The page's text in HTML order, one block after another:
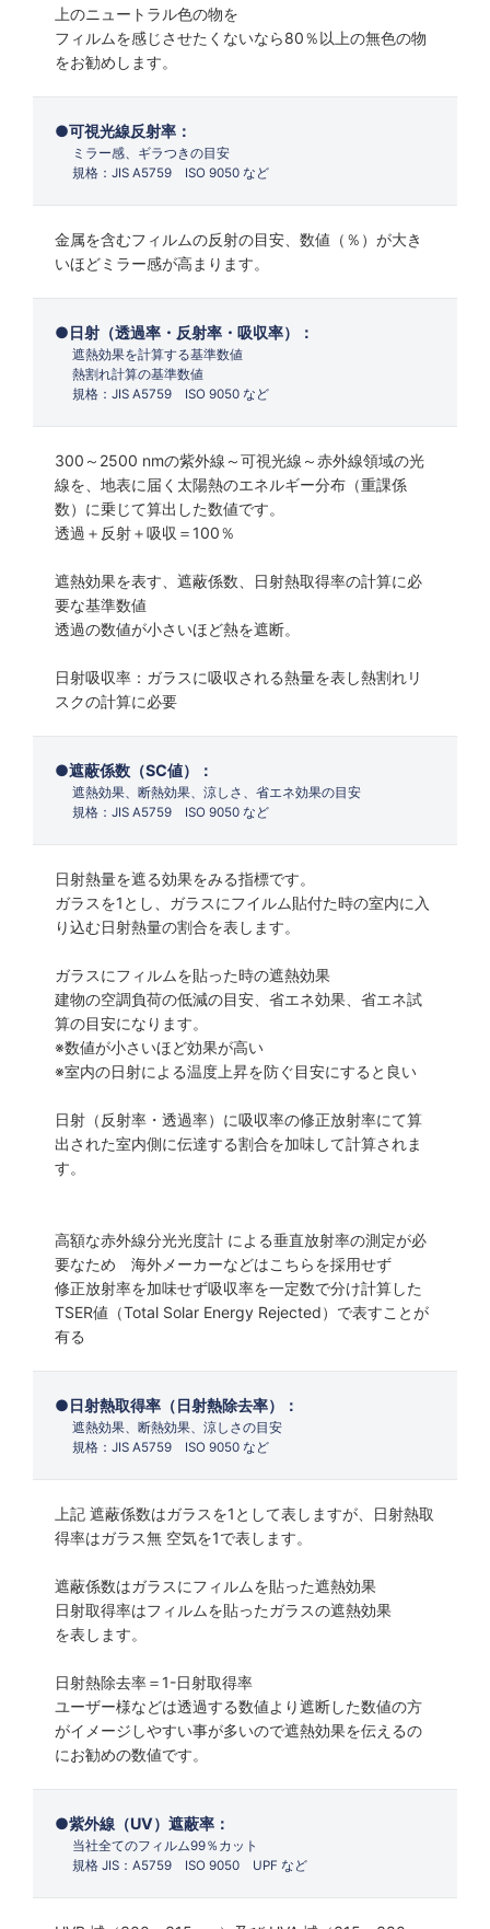
上のニュートラル色の物を
フィルムを感じさせたくないなら80％以上の無色の物
をお勧めします。
可視光線反射率：
ミラー感、ギラつきの目安
規格：JIS A5759 ISO 9050 など
金属を含むフィルムの反射の目安、数値（％）が大き
いほどミラー感が高まります。
日射（透過率・反射率・吸収率）：
遮熱効果を計算する基準数値
熱割れ計算の基準数値
規格：JIS A5759 ISO 9050 など
300～2500 nmの紫外線～可視光線～赤外線領域の光
線を、地表に届く太陽熱のエネルギー分布（重課係
数）に乗じて算出した数値です。
透過＋反射＋吸収＝100％
遮熱効果を表す、遮蔽係数、日射熱取得率の計算に必
要な基準数値
透過の数値が小さいほど熱を遮断。
日射吸収率：ガラスに吸収される熱量を表し熱割れリ
スクの計算に必要
遮蔽係数（SC値）：
遮熱効果、断熱効果、涼しさ、省エネ効果の目安
規格：JIS A5759 ISO 9050 など
日射熱量を遮る効果をみる指標です。
ガラスを1とし、ガラスにフイルム貼付た時の室内に入
り込む日射熱量の割合を表します。
ガラスにフィルムを貼った時の遮熱効果
建物の空調負荷の低減の目安、省エネ効果、省エネ試
算の目安になります。
※数値が小さいほど効果が高い
※室内の日射による温度上昇を防ぐ目安にすると良い
日射（反射率・透過率）に吸収率の修正放射率にて算
出された室内側に伝達する割合を加味して計算されま
す。
高額な赤外線分光光度計 による垂直放射率の測定が必
要なため 海外メーカーなどはこちらを採用せず
修正放射率を加味せず吸収率を一定数で分け計算した
TSER値（Total Solar Energy Rejected）で表すことが
有る
日射熱取得率（日射熱除去率）：
遮熱効果、断熱効果、涼しさの目安
規格：JIS A5759 ISO 9050 など
上記 遮蔽係数はガラスを1として表しますが、日射熱取
得率はガラス無 空気を1で表します。
遮蔽係数はガラスにフィルムを貼った遮熱効果
日射取得率はフィルムを貼ったガラスの遮熱効果
を表します。
日射熱除去率＝1-日射取得率
ユーザー様などは透過する数値より遮断した数値の方
がイメージしやすい事が多いので遮熱効果を伝えるの
にお勧めの数値です。
紫外線（UV）遮蔽率：
当社全てのフィルム99％カット
規格 JIS：A5759 ISO 9050 UPF など